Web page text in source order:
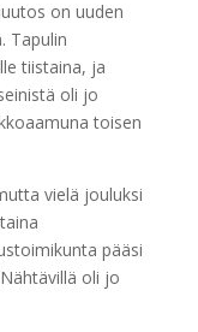
on uuden
Tapulin
tiistaina, ja
oli jo
toisen
vielä jouluksi
pääsi
oli jo